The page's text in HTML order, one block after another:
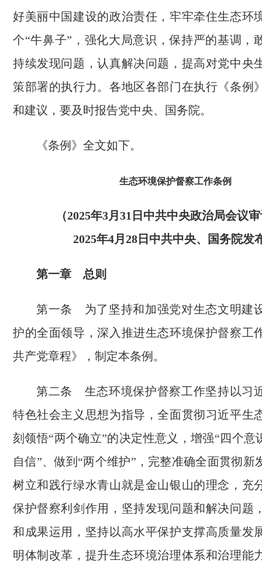
好美丽中国建设的政治责任，牢牢牵住生态环
个“牛鼻子”，强化大局意识，保持严的基调，
持续发现问题，认真解决问题，提高对党中央
策部署的执行力。各地区各部门在执行《条例
和建议，要及时报告党中央、国务院。
《条例》全文如下。
生态环境保护督察工作条例
（2025年3月31日中共中央政治局会议
2025年4月28日中共中央、国务院发
第一章 总则
第一条 为了坚持和加强党对生态文明建
护的全面领导，深入推进生态环境保护督察工
共产党章程》，制定本条例。
第二条 生态环境保护督察工作坚持以习
特色社会主义思想为指导，全面贯彻习近平生
刻领悟“两个确立”的决定性意义，增强“四个意
自信”、做到“两个维护”，完整准确全面贯彻新
树立和践行绿水青山就是金山银山的理念，充
保护督察利剑作用，坚持发现问题和解决问题
和成果运用，坚持以高水平保护支撑高质量发
明体制改革，提升生态环境治理体系和治理能